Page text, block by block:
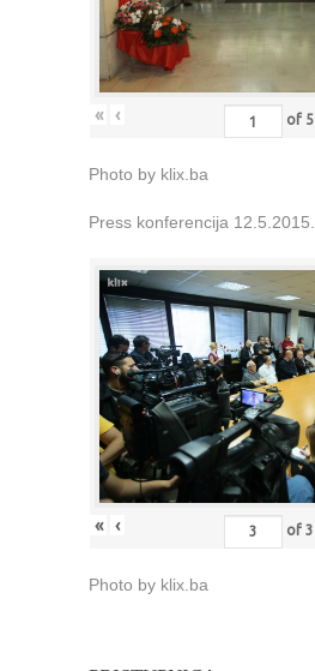
« ‹ of 5
Photo by klix.ba
Press konferencija 12.5.2015.
« ‹ of 3
Photo by klix.ba